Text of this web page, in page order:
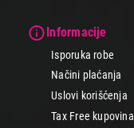
Informacije
Isporuka robe
Načini plaćanja
Uslovi korišćenja
Tax Free kupovina